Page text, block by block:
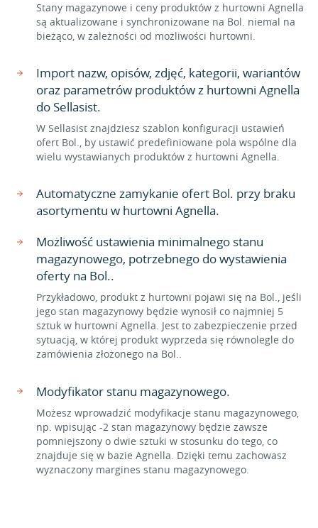
Stany magazynowe i ceny produktów z hurtowni Agnella
są aktualizowane i synchronizowane na Bol. niemal na
bieżąco, w zależności od możliwości hurtowni.
Import nazw, opisów, zdjęć, kategorii, wariantów
oraz parametrów produktów z hurtowni Agnella
do Sellasist.
W Sellasist znajdziesz szablon konfiguracji ustawień
ofert Bol., by ustawić predefiniowane pola wspólne dla
wielu wystawianych produktów z hurtowni Agnella.
Automatyczne zamykanie ofert Bol. przy braku
asortymentu w hurtowni Agnella.
Możliwość ustawienia minimalnego stanu
magazynowego, potrzebnego do wystawienia
oferty na Bol..
Przykładowo, produkt z hurtowni pojawi się na Bol., jeśli
jego stan magazynowy będzie wynosił co najmniej 5
sztuk w hurtowni Agnella. Jest to zabezpieczenie przed
sytuacją, w której produkt wyprzeda się równolegle do
zamówienia złożonego na Bol..
Modyfikator stanu magazynowego.
Możesz wprowadzić modyfikacje stanu magazynowego,
np. wpisując -2 stan magazynowy będzie zawsze
pomniejszony o dwie sztuki w stosunku do tego, co
znajduje się w bazie Agnella. Dzięki temu zachowasz
wyznaczony margines stanu magazynowego.